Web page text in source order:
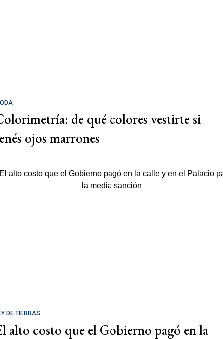
de qué colores vestirte si
ojos marrones
DE TIERRAS
alto costo que el Gobierno pagó en la